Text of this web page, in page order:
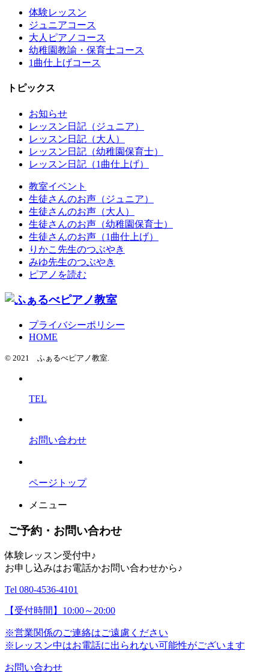
体験レッスン
ジュニアコース
大人ピアノコース
幼稚園教諭・保育士コース
1曲仕上げコース
トピックス
お知らせ
レッスン日記（ジュニア）
レッスン日記（大人）
レッスン日記（幼稚園保育士）
レッスン日記（1曲仕上げ）
教室イベント
生徒さんのお声（ジュニア）
生徒さんのお声（大人）
生徒さんのお声（幼稚園保育士）
生徒さんのお声（1曲仕上げ）
りかこ先生のつぶやき
みゆ先生のつぶやき
ピアノを読む
プライバシーポリシー
HOME
© 2021 ふぁるべピアノ教室.
TEL
お問い合わせ
ページトップ
メニュー
ご予約・お問い合わせ
体験レッスン受付中♪
お申し込みはお電話かお問い合わせから♪
Tel 080-4536-4101
【受付時間】10:00～20:00
※営業関係のご連絡はご遠慮ください
※レッスン中はお電話に出られない可能性がございます
お問い合わせ